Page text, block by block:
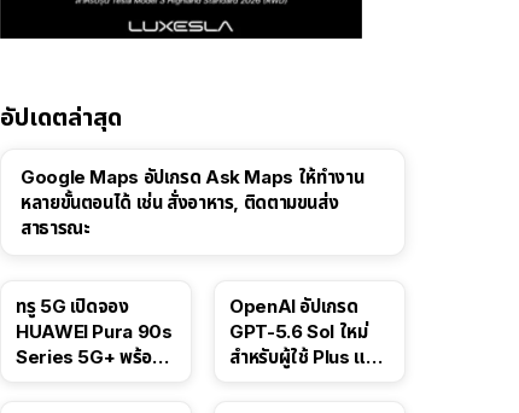
อัปเดตล่าสุด
Google Maps อัปเกรด Ask Maps ให้ทำงาน
หลายขั้นตอนได้ เช่น สั่งอาหาร, ติดตามขนส่ง
สาธารณะ
ทรู 5G เปิดจอง
HUAWEI Pura 90s
Series 5G+ พร้อม
OpenAI อัปเกรด
GPT-5.6 Sol ใหม่
สำหรับผู้ใช้ Plus และ